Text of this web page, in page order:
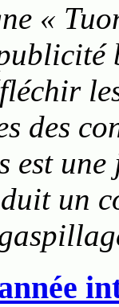
«
des
est
un